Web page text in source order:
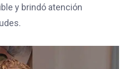
y brindó atención